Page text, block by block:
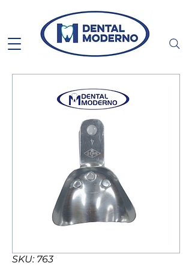
SKU: 763